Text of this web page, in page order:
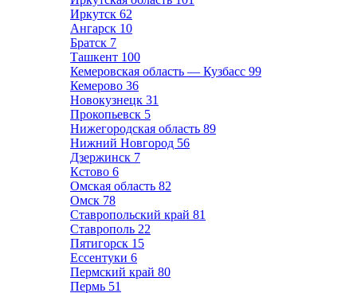
Иркутск 62
Ангарск 10
Братск 7
Ташкент 100
Кемеровская область — Кузбасс 99
Кемерово 36
Новокузнецк 31
Прокопьевск 5
Нижегородская область 89
Нижний Новгород 56
Дзержинск 7
Кстово 6
Омская область 82
Омск 78
Ставропольский край 81
Ставрополь 22
Пятигорск 15
Ессентуки 6
Пермский край 80
Пермь 51